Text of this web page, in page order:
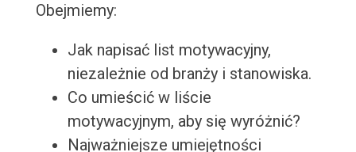
Obejmiemy:
Jak napisać list motywacyjny,
niezależnie od branży i stanowiska.
Co umieścić w liście
motywacyjnym, aby się wyróżnić?
Najważniejsze umiejętności